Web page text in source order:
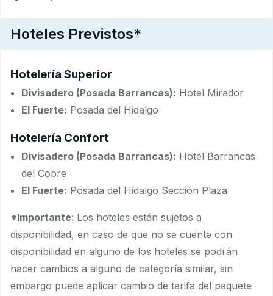
Hoteles Previstos*
Hotelería Superior
Divisadero (Posada Barrancas): Hotel Mirador
El Fuerte: Posada del Hidalgo
Hotelería Confort
Divisadero (Posada Barrancas): Hotel Barrancas
del Cobre
El Fuerte: Posada del Hidalgo Sección Plaza
*Importante: Los hoteles están sujetos a
disponibilidad, en caso de que no se cuente con
disponibilidad en alguno de los hoteles se podrán
hacer cambios a alguno de categoría similar, sin
embargo puede aplicar cambio de tarifa del paquete